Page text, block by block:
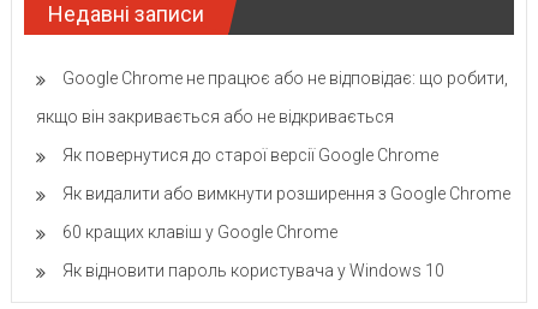
Недавні записи
Google Chrome не працює або не відповідає: що робити,
якщо він закривається або не відкривається
Як повернутися до старої версії Google Chrome
Як видалити або вимкнути розширення з Google Chrome
60 кращих клавіш у Google Chrome
Як відновити пароль користувача у Windows 10